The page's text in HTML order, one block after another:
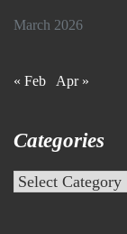
March 2026
« Feb Apr »
Categories
Categories